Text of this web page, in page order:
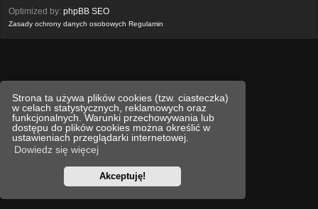
Strona ta używa plików cookies (tzw. ciasteczka)
w celach statystycznych, reklamowych oraz
funkcjonalnych. Warunki przechowywania lub
dostępu do plików cookies można określić w
ustawieniach przeglądarki internetowej.
Dowiedz się więcej
Akceptuję!
Optimized by: phpBB SEO
Zasady ochrony danych osobowych Regulamin